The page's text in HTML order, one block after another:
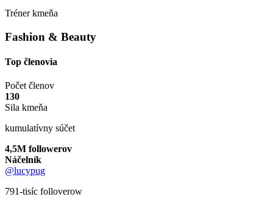
Tréner kmeňa
Fashion & Beauty
Top členovia
Počet členov
130
Sila kmeňa
kumulatívny súčet
4,5M followerov
Náčelník
@lucypug
791-tisíc folloverow